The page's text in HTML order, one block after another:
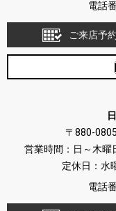
電話
ご来店予約
〒880-
営業時間：日～木曜
定休日：水
電話